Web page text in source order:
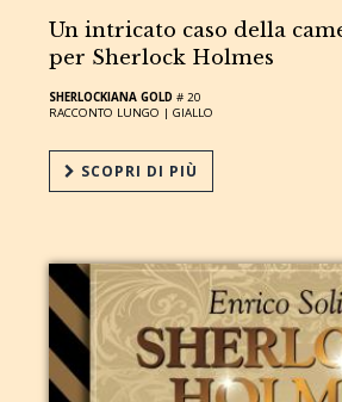
Un intricato caso della
per Sherlock Holmes
SHERLOCKIANA GOLD # 20
RACCONTO LUNGO |GIALLO
SCOPRI DI PIÙ